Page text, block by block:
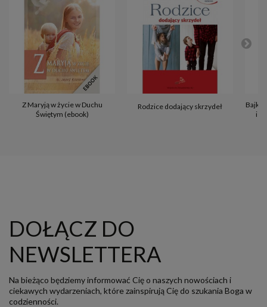
Z Maryją w życie w Duchu
Świętym (ebook)
Rodzice dodający skrzydeł
Bajki
i
DOŁĄCZ DO
NEWSLETTERA
Na bieżąco będziemy informować Cię o naszych nowościach i
ciekawych wydarzeniach, które zainspirują Cię do szukania Boga w
codzienności.